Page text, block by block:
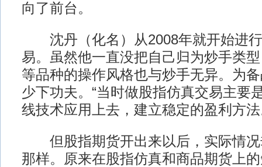
向了前台。
沈丹（化名）从2008年就开始进行
易。虽然他一直没把自己归为炒手类
等品种的操作风格也与炒手无异。为
少下功夫。“当时做股指仿真交易主要
线技术应用上去，建立稳定的盈利方
但股指期货开出来以后，实际情况
那样。原来在股指仿真和商品期货上